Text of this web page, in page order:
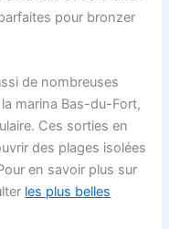
pour bronzer
de nombreuses
marina Bas-du-Fort,
Ces sorties en
des plages isolées
en savoir plus sur
les plus belles